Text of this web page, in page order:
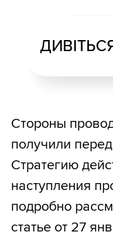
Стороны
получили
Стратегию
наступления
подробно
статье от 27